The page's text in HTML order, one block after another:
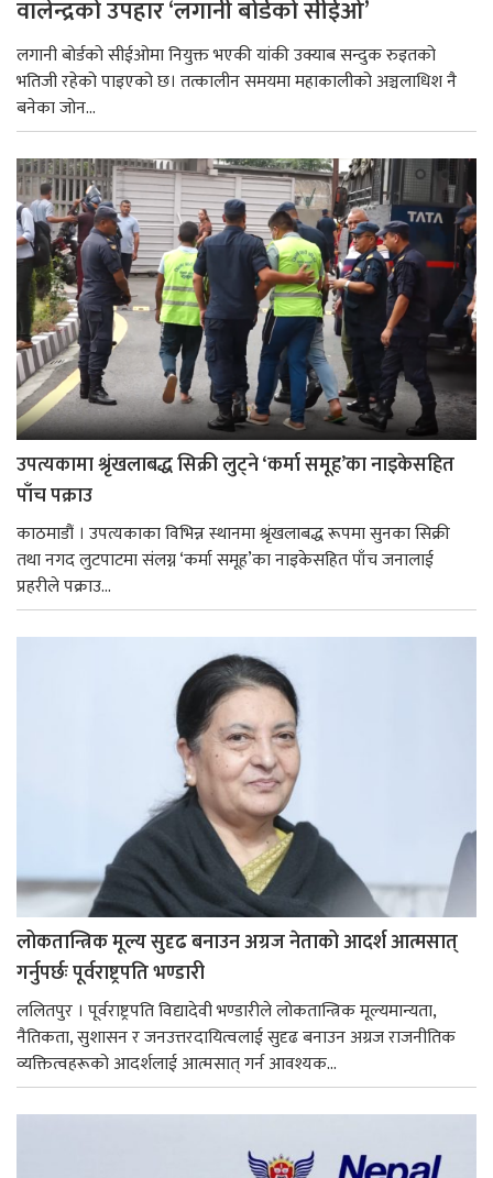
वालेन्द्रको उपहार ‘लगानी बोर्डको सीईओ’
लगानी बोर्डको सीईओमा नियुक्त भएकी यांकी उक्याब सन्दुक रुइतको
भतिजी रहेको पाइएको छ। तत्कालीन समयमा महाकालीको अञ्चलाधिश नै
बनेका जोन...
उपत्यकामा श्रृंखलाबद्ध सिक्री लुट्ने ‘कर्मा समूह’का नाइकेसहित
पाँच पक्राउ
काठमाडौं । उपत्यकाका विभिन्न स्थानमा श्रृंखलाबद्ध रूपमा सुनका सिक्री
तथा नगद लुटपाटमा संलग्न ‘कर्मा समूह’का नाइकेसहित पाँच जनालाई
प्रहरीले पक्राउ...
लोकतान्त्रिक मूल्य सुदृढ बनाउन अग्रज नेताको आदर्श आत्मसात्
गर्नुपर्छः पूर्वराष्ट्रपति भण्डारी
ललितपुर । पूर्वराष्ट्रपति विद्यादेवी भण्डारीले लोकतान्त्रिक मूल्यमान्यता,
नैतिकता, सुशासन र जनउत्तरदायित्वलाई सुदृढ बनाउन अग्रज राजनीतिक
व्यक्तित्वहरूको आदर्शलाई आत्मसात् गर्न आवश्यक...